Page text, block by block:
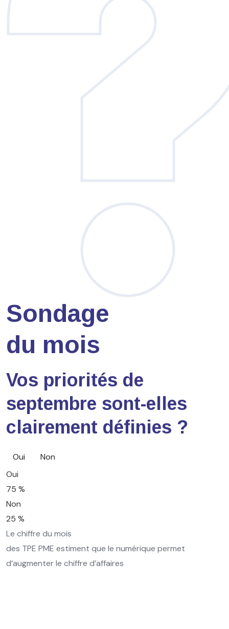
Sondage
du mois
Vos priorités de
septembre sont-elles
clairement définies ?
Oui
Non
Oui
75 %
Non
25 %
Le chiffre du mois
des TPE PME estiment que le numérique permet
d’augmenter le chiffre d’affaires